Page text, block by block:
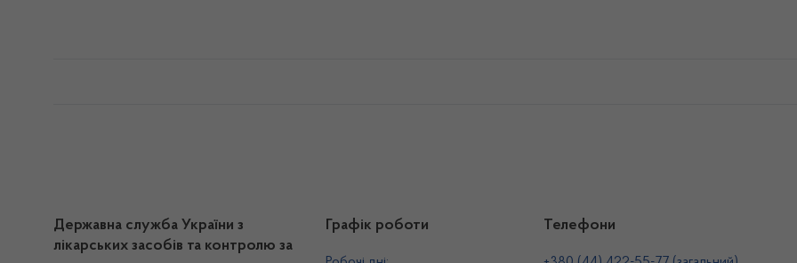
Державна служба України з
лікарських засобів та контролю за
Графік роботи Телефони